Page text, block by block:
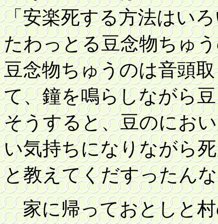
「安楽死する方法はい
たわっとる豆念物ちゅ
豆念物ちゅうのは音頭
て、鐘を鳴らしながら
そうすると、豆のにお
い気持ちになりながら
と教えてくだすったん
家に帰っておとしと村